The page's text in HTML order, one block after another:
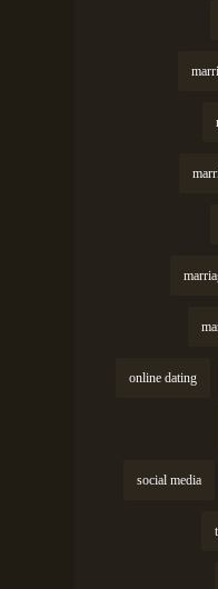
online dating
social media